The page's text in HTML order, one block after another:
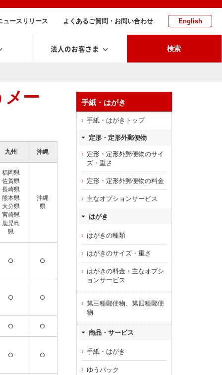
ュースリリース よくあるご質問・お問い合わせ English
法人のお客さま 検索
メー
九州 沖縄
福岡県
佐賀県
長崎県
熊本県
大分県
宮崎県
鹿児島
県
沖縄
県
○ ○
○ ○
○ ○
○ ○
手紙・はがき
手紙・はがきトップ
定形・定形外郵便物
定形・定形外郵便物のサイ
ズ・重さ
定形・定形外郵便物の料金
主なオプションサービス
はがき
はがきの種類
はがきのサイズ・重さ
はがきの料金・主なオプシ
ョンサービス
第三種郵便物、第四種郵便
物
商品・サービス
手紙・はがき
ゆうパック